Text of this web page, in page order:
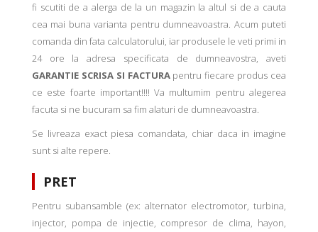
fi scutiti de a alerga de la un magazin la altul si de a cauta
cea mai buna varianta pentru dumneavoastra. Acum puteti
comanda din fata calculatorului, iar produsele le veti primi in
24 ore la adresa specificata de dumneavostra, aveti
GARANTIE SCRISA SI FACTURApentru fiecare produs cea
ce este foarte important!!!! Va multumim pentru alegerea
facuta si ne bucuram sa fim alaturi de dumneavoastra.
Se livreaza exact piesa comandata, chiar daca in imagine
sunt si alte repere.
PRET
Pentru subansamble (ex: alternator electromotor, turbina,
injector, pompa de injectie, compresor de clima, hayon,